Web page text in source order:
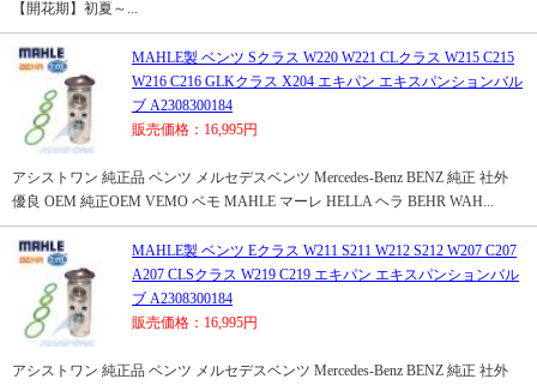
【開花期】初夏～...
MAHLE製 ベンツ Sクラス W220 W221 CLクラス W215 C215
W216 C216 GLKクラス X204 エキパン エキスパンションバル
ブ A2308300184
販売価格：16,995円
アシストワン 純正品 ベンツ メルセデスベンツ Mercedes-Benz BENZ 純正 社外
優良 OEM 純正OEM VEMO ベモ MAHLE マーレ HELLA ヘラ BEHR WAH...
MAHLE製 ベンツ Eクラス W211 S211 W212 S212 W207 C207
A207 CLSクラス W219 C219 エキパン エキスパンションバル
ブ A2308300184
販売価格：16,995円
アシストワン 純正品 ベンツ メルセデスベンツ Mercedes-Benz BENZ 純正 社外